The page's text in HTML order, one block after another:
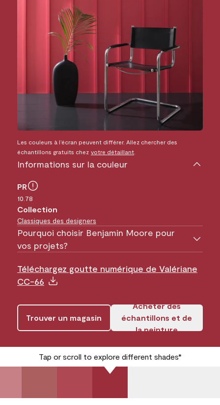
Les couleurs à l’écran peuvent différer. Allez chercher des
échantillons gratuits chez votre détaillant
Informations sur la couleur
PR
10.78
Collection
Classiques des designers
Pourquoi choisir Benjamin Moore pour
vos projets?
Téléchargez goutte numérique de Valériane
CC-66
Trouver un magasin
Acheter des
échantillons et de
la peinture
Tap or scroll to explore different shades*